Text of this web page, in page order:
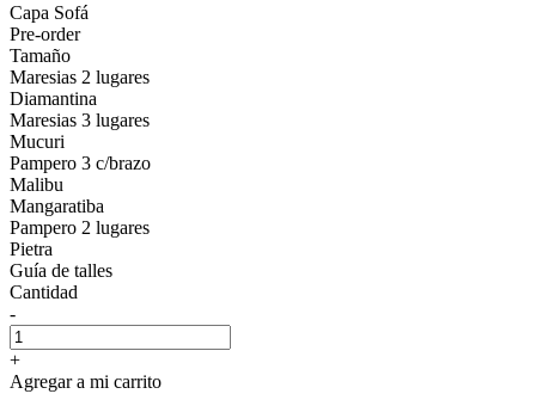
Capa Sofá
Pre-order
Tamaño
Maresias 2 lugares
Diamantina
Maresias 3 lugares
Mucuri
Pampero 3 c/brazo
Malibu
Mangaratiba
Pampero 2 lugares
Pietra
Guía de talles
Cantidad
-
+
Agregar a mi carrito